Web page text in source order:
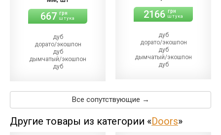
667 грн
штука
дуб
дорато/экошпон
дуб
дымчатый/экошпон
дуб
(+21.00 грн)
(+21.00 грн)
дуб
2166 грн
штука
дуб
дорато/экошпон
дуб
дымчатый/экошпон
дуб
(+110.00 грн)
мерсо/ПВХ
(+110.00 грн)
дуб
Все сопутствующие →
Другие товары из категории «Doors»